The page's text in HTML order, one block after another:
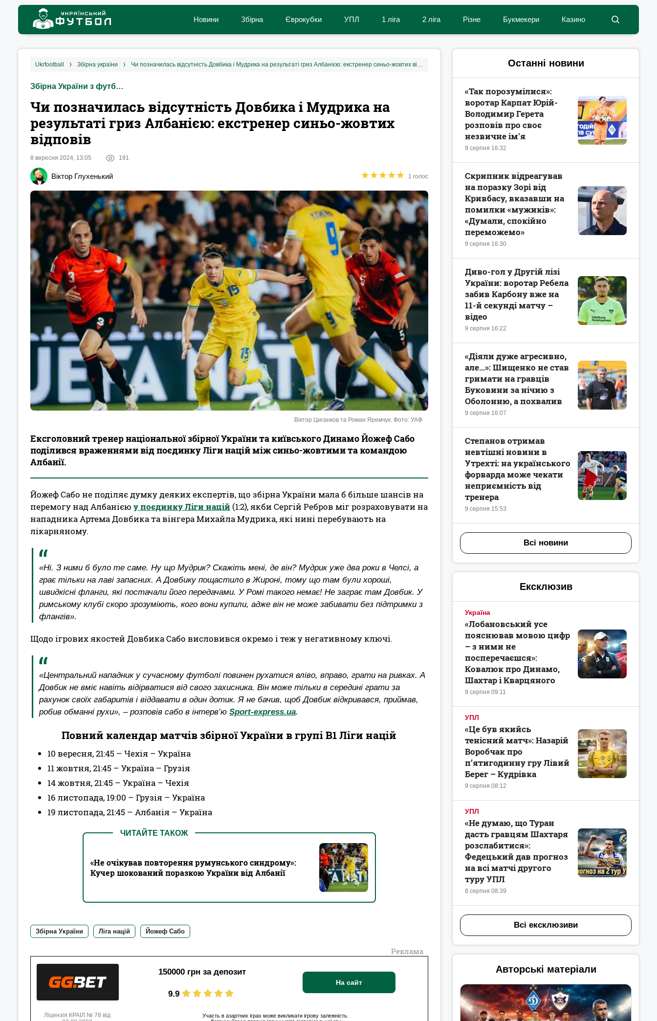
Новини Збірна Єврокубки УПЛ 1 ліга 2 ліга Різне Букмекери Казино
ukrfootball збірна україни Чи позначилась відсутність Довбика і Мудрика на результаті гриз Албанією: екстренер синьо-жовтих відповів
Збірна України з футболу
Чи позначилась відсутність Довбика і Мудрика на
результаті гриз Албанією: екстренер синьо-жовтих
відповів
8 вересня 2024, 13:05 191
Віктор Глухенький ★★★★★
★★★★★ 1 голос
Віктор Циганков та Роман Яремчук. Фото: УАФ
Ексголовний тренер національної збірної України та київського Динамо Йожеф Сабо
поділився враженнями від поєдинку Ліги націй між синьо-жовтими та командою
Албанії.
Йожеф Сабо не поділяє думку деяких експертів, що збірна України мала б більше шансів на
перемогу над Албанією у поєдинку Ліги націй (1:2), якби Сергій Ребров міг розраховувати на
нападника Артема Довбика та вінгера Михайла Мудрика, які нині перебувають на
лікарняному.
«Ні. З ними б було те саме. Ну що Мудрик? Скажіть мені, де він? Мудрик уже два роки в Челсі, а
грає тільки на лаві запасних. А Довбику пощастило в Жироні, тому що там були хороші,
швидкісні фланги, які постачали його передачами. У Ромі такого немає! Не заграє там Довбик. У
римському клубі скоро зрозуміють, кого вони купили, адже він не може забивати без підтримки з
флангів».
Щодо ігрових якостей Довбика Сабо висловився окремо і теж у негативному ключі.
«Центральний нападник у сучасному футболі повинен рухатися вліво, вправо, грати на ривках. А
Довбик не вміє навіть відірватися від свого захисника. Він може тільки в середині грати за
рахунок своїх габаритів і віддавати в один дотик. Я не бачив, щоб Довбик відкривався, приймав,
робив обманні рухи», – розповів сабо в інтерв’ю Sport-express.ua.
Повний календар матчів збірної України в групі B1 Ліги націй
10 вересня, 21:45 – Чехія – Україна
11 жовтня, 21:45 – Україна – Грузія
14 жовтня, 21:45 – Україна – Чехія
16 листопада, 19:00 – Грузія – Україна
19 листопада, 21:45 – Албанія – Україна
ЧИТАЙТЕ ТАКОЖ
«Не очікував повторення румунського синдрому»:
Кучер шокований поразкою України від Албанії
Збірна України Ліга націй Йожеф Сабо
Реклама
150000 грн за депозит
9.9
На сайт
Ліцензія КРАІЛ № 78 від
Участь в азартних іграх може викликати ігрову залежність.
Останні новини
9 серпня 16:32
«Так порозумілися»:
воротар Карпат Юрій-
Володимир Герета
розповів про своє
незвичне ім'я
9 серпня 16:30
Скрипник відреагував
на поразку Зорі від
Кривбасу, вказавши на
помилки «мужиків»:
«Думали, спокійно
переможемо»
9 серпня 16:22
Диво-гол у Другій лізі
України: воротар Ребела
забив Карбону вже на
11-й секунді матчу –
відео
9 серпня 16:07
«Діяли дуже агресивно,
але...»: Шищенко не став
гримати на гравців
Буковини за нічию з
Оболонню, а похвалив
9 серпня 15:53
Степанов отримав
невтішні новини в
Утрехті: на українського
форварда може чекати
неприємність від
тренера
Всі новини
Ексклюзив
Україна
9 серпня 09:11
«Лобановський усе
пояснював мовою цифр
– з ними не
посперечаєшся»:
Ковалюк про Динамо,
Шахтар і Кварцяного
УПЛ
9 серпня 08:12
«Це був якийсь
тенісний матч»: Назарій
Воробчак про
п’ятигодинну гру Лівий
Берег – Кудрівка
УПЛ
8 серпня 08:39
«Не думаю, що Туран
дасть гравцям Шахтаря
розслабитися»:
Федецький дав прогноз
на всі матчі другого
туру УПЛ
Всі ексклюзиви
Авторські матеріали